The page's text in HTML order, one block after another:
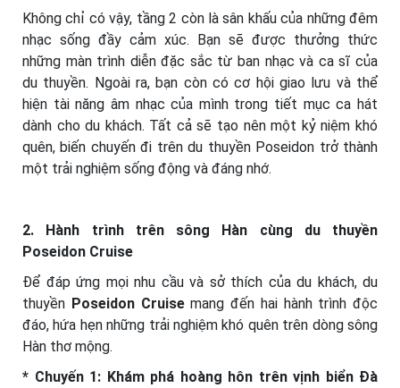
Không chỉ có vậy, tầng 2 còn là sân khấu của những đêm
nhạc sống đầy cảm xúc. Bạn sẽ được thưởng thức
những màn trình diễn đặc sắc từ ban nhạc và ca sĩ của
du thuyền. Ngoài ra, bạn còn có cơ hội giao lưu và thể
hiện tài năng âm nhạc của mình trong tiết mục ca hát
dành cho du khách. Tất cả sẽ tạo nên một kỷ niệm khó
quên, biến chuyến đi trên du thuyền Poseidon trở thành
một trải nghiệm sống động và đáng nhớ.
2. Hành trình trên sông Hàn cùng du thuyền
Poseidon Cruise
Để đáp ứng mọi nhu cầu và sở thích của du khách, du
thuyền Poseidon Cruisemang đến hai hành trình độc
đáo, hứa hẹn những trải nghiệm khó quên trên dòng sông
Hàn thơ mộng.
* Chuyến 1: Khám phá hoàng hôn trên vịnh biển Đà